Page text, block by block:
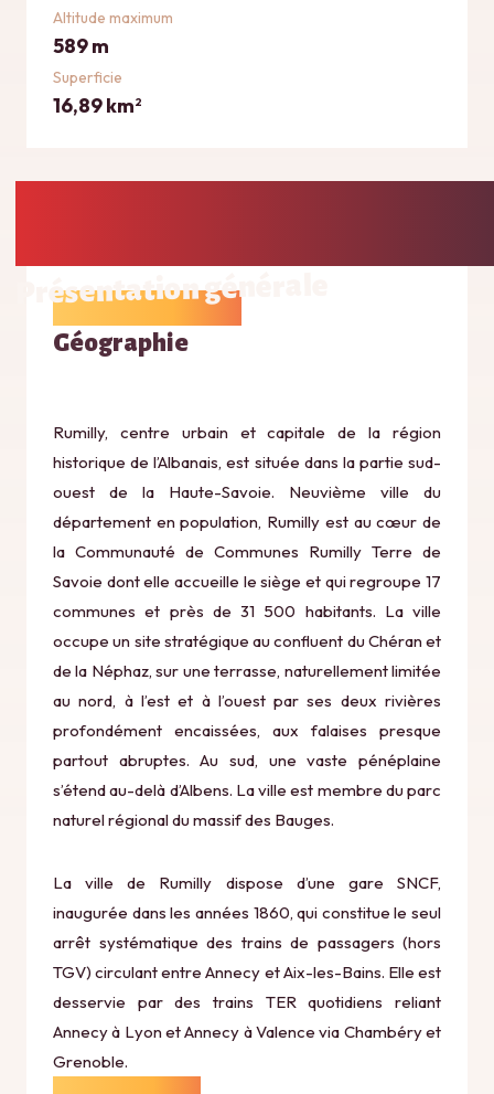
Altitude maximum
589 m
Superficie
16,89 km2
Présentation générale
Géographie
Rumilly, centre urbain et capitale de la région
historique de l’Albanais, est située dans la partie sud-
ouest de la Haute-Savoie. Neuvième ville du
département en population, Rumilly est au cœur de
la Communauté de Communes Rumilly Terre de
Savoie dont elle accueille le siège et qui regroupe 17
communes et près de 31 500 habitants. La ville
occupe un site stratégique au confluent du Chéran et
de la Néphaz, sur une terrasse, naturellement limitée
au nord, à l’est et à l’ouest par ses deux rivières
profondément encaissées, aux falaises presque
partout abruptes. Au sud, une vaste pénéplaine
s’étend au-delà d’Albens. La ville est membre du parc
naturel régional du massif des Bauges.
La ville de Rumilly dispose d’une gare SNCF,
inaugurée dans les années 1860, qui constitue le seul
arrêt systématique des trains de passagers (hors
TGV) circulant entre Annecy et Aix-les-Bains. Elle est
desservie par des trains TER quotidiens reliant
Annecy à Lyon et Annecy à Valence via Chambéry et
Grenoble.